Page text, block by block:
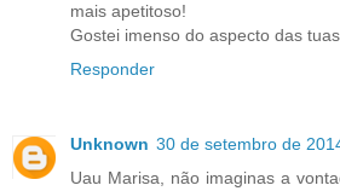
mais apetitoso!
Gostei imenso do aspecto das
Responder
Unknown 30 de setembro de
Uau Marisa, não imaginas a